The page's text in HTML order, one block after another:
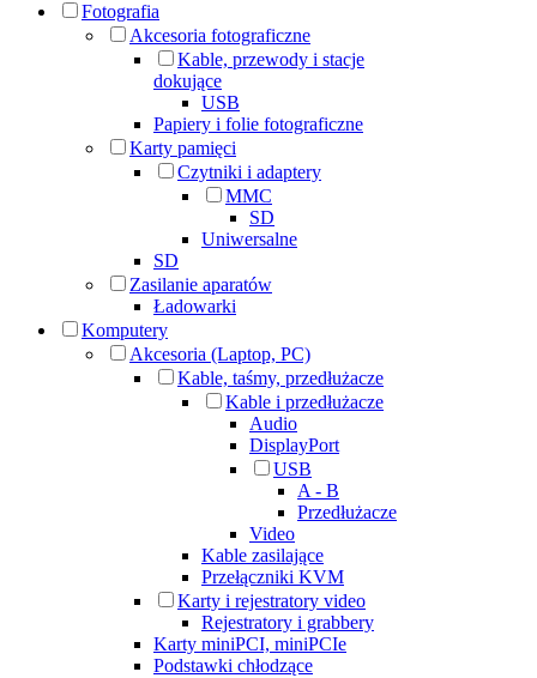
Fotografia
Akcesoria fotograficzne
Kable, przewody i stacje
dokujące
USB
Papiery i folie fotograficzne
Karty pamięci
Czytniki i adaptery
MMC
SD
Uniwersalne
SD
Zasilanie aparatów
Ładowarki
Komputery
Akcesoria (Laptop, PC)
Kable, taśmy, przedłużacze
Kable i przedłużacze
Audio
DisplayPort
USB
A - B
Przedłużacze
Video
Kable zasilające
Przełączniki KVM
Karty i rejestratory video
Rejestratory i grabbery
Karty miniPCI, miniPCIe
Podstawki chłodzące